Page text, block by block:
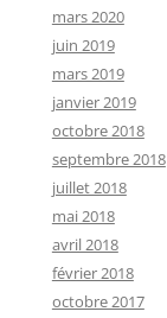
mars 2020
juin 2019
mars 2019
janvier 2019
octobre 2018
septembre 2018
juillet 2018
mai 2018
avril 2018
février 2018
octobre 2017